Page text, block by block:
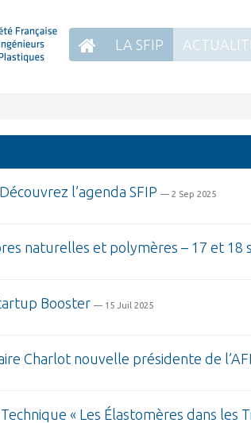
LA SFIP
l’agenda SFIP — 2 Sep 2025
naturelles et polymères – 17 et 18
Booster — 15 Juil 2025
Charlot nouvelle présidente de
« Les Élastomères dans les